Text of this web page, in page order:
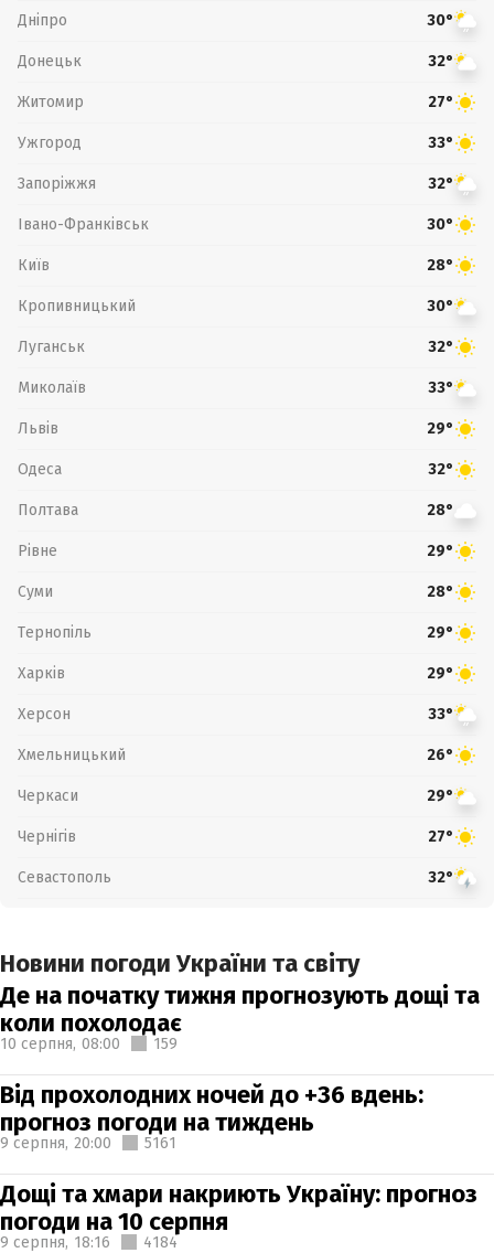
Дніпро 30°
Донецьк 32°
Житомир 27°
Ужгород 33°
Запоріжжя 32°
Івано-Франківськ 30°
Київ 28°
Кропивницький 30°
Луганськ 32°
Миколаїв 33°
Львів 29°
Одеса 32°
Полтава 28°
Рівне 29°
Суми 28°
Тернопіль 29°
Харків 29°
Херсон 33°
Хмельницький 26°
Черкаси 29°
Чернігів 27°
Севастополь 32°
Новини погоди України та світу
Де на початку тижня прогнозують дощі та
коли похолодає
10 серпня, 08:00 159
Від прохолодних ночей до +36 вдень:
прогноз погоди на тиждень
9 серпня, 20:00 5161
Дощі та хмари накриють Україну: прогноз
погоди на 10 серпня
9 серпня, 18:16 4184